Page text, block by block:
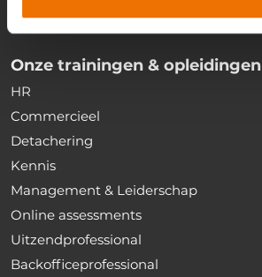
Onze trainingen & opleidingen
HR
Commercieel
Detachering
Kennis
Management & Leiderschap
Online assessments
Uitzendprofessional
Backofficeprofessional